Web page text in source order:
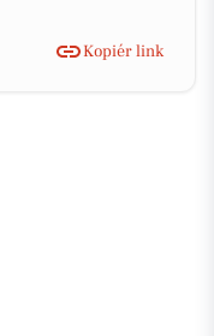
Kopiér link